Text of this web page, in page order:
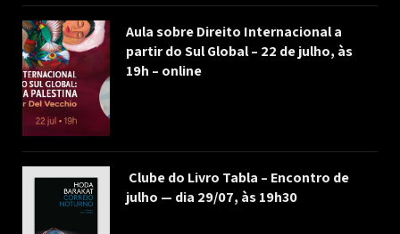
Aula sobre Direito Internacional a
partir do Sul Global – 22 de julho, às
19h – online
Clube do Livro Tabla – Encontro de
julho — dia 29/07, às 19h30